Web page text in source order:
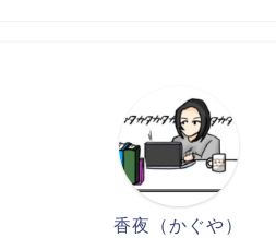
香夜（かぐや）